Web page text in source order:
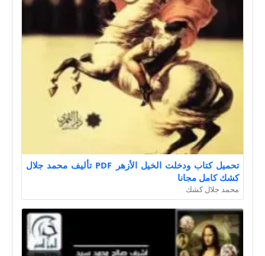
تحميل كتاب ودخلت الخيل الأزهر PDF تأليف محمد جلال
كشك كامل مجانا
محمد جلال كشك